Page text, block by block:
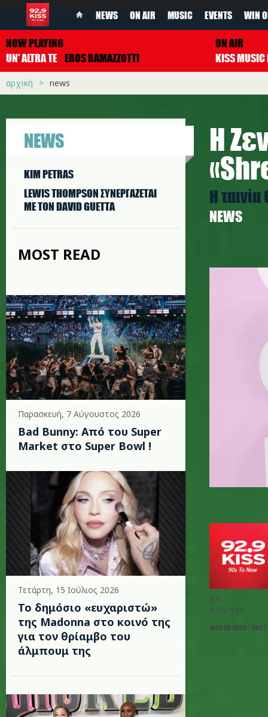
NEWS ON AIR MUSIC EVENTS WIN
NOW PLAYING
UN' ALTRA TE EROS RAMAZZOTTI
ON AIR
αρχική news
NEWS
KIM PETRAS
LEWIS THOMPSON ΣΥΝΕΡΓAΖΕΤΑΙ
ΜΕ ΤΟΝ DAVID GUETTA
MOST READ
Παρασκευή, 7 Αύγουστος 2026
Bad Bunny: Από του Super
Market στο Super Bowl !
Τετάρτη, 15 Ιούλιος 2026
Το δημόσιο «ευχαριστώ»
της Madonna στο κοινό της
για τον θρίαμβο του
άλμπουμ της
Η
Η
NEWS
BY
KISS 929
ΦΕΒ 28 2025 - 14:27